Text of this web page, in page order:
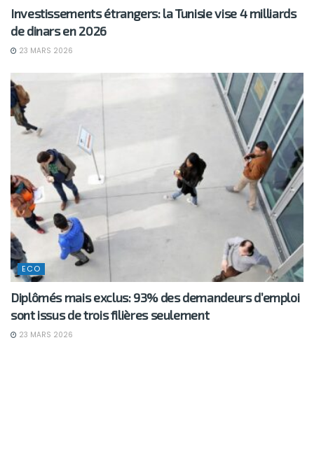
Investissements étrangers: la Tunisie vise 4 milliards
de dinars en 2026
23 MARS 2026
ECO
Diplômés mais exclus: 93% des demandeurs d’emploi
sont issus de trois filières seulement
23 MARS 2026